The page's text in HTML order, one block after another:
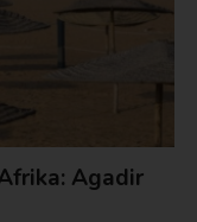
Agadir